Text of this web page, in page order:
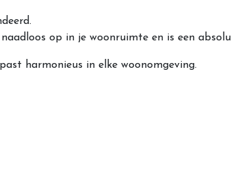
op in je woonruimte en is een
harmonieus in elke woonomgeving.